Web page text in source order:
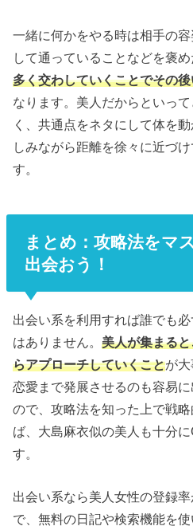
一緒に何かをやる時は相手の
して通っていることなどを褒
多く交わしていくことでその
なります。美人だからといっ
く、共通点をネタにして体を
しみながら距離を徐々に近づ
す。
まとめ：攻略法をマ
出会おう！
出会い系を利用すれば誰でも
はありません。美人が集まる
らアプローチしていくことが
恋愛まで発展させるのも容易
ので、攻略法を知った上で戦
ば、大島麻衣似の美人も十分
す。
出会い系なら美人女性の登録
で、無料の日記や検索機能を